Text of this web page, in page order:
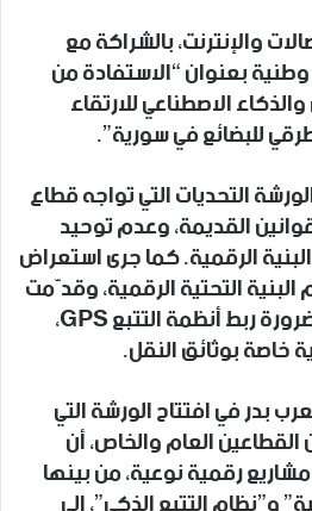
والإنترنت، بالشراكة مع
بعنوان “الاستفادة من
الاصطناعي للارتقاء
للبضائع في سورية”.
التحديات التي تواجه قطاع
القديمة، وعدم توحيد
الرقمية. كما جرى استعراض
التحتية الرقمية، وقدّمت
مداخلات متعددة حول ضرورة ربط أنظمة التتبع GPS،
خاصة بوثائق النقل.
بدر في افتتاح الورشة التي
العام والخاص، أن
رقمية نوعية، من بينها